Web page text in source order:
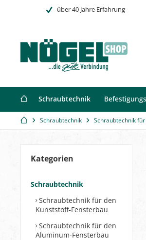
über 40 Jahre Erfahrung
Schraubtechnik
Schraubtechnik Schraubtechnik
Kategorien
Schraubtechnik
Schraubtechnik für den
Kunststoff-Fensterbau
Schraubtechnik für den
Aluminum-Fensterbau